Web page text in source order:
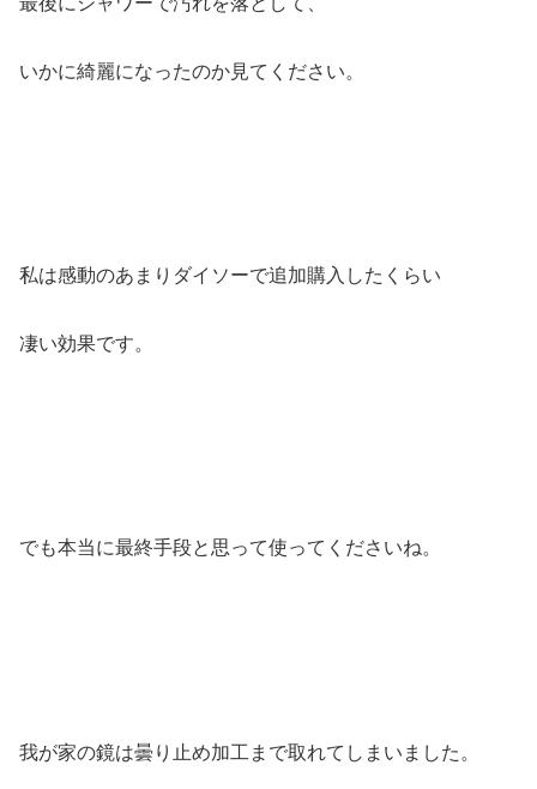
いかに綺麗になったのか見てください。
私は感動のあまりダイソーで追加購入したくらい
凄い効果です。
でも本当に最終手段と思って使ってくださいね。
我が家の鏡は曇り止め加工まで取れてしまいました。